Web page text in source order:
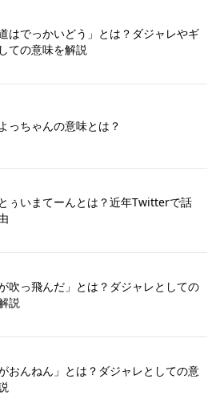
道はでっかいどう」とは？ダジャレやギ
ての意味を解説
っちゃんの意味とは？
ぅいまてーんとは？近年Twitterで話
が吹っ飛んだ」とは？ダジャレとしての
説
がおんねん」とは？ダジャレとしての意